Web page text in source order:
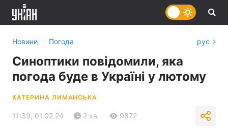
Новини › Погода рус
Синоптики повідомили, яка
погода буде в Україні у лютому
КАТЕРИНА ЛИМАНСЬКА
11:39, 01.02.24 2 хв. 9872